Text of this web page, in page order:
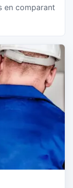
en comparant